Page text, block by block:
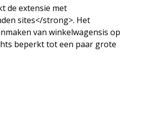
de extensie met
sites</strong>. Het
van winkelwagensis op
beperkt tot een paar grote